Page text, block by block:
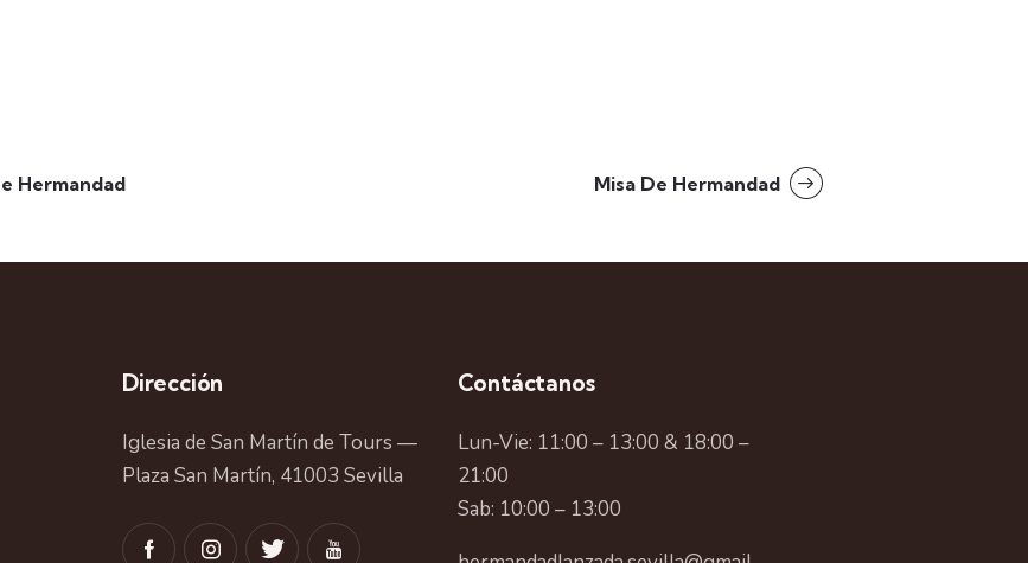
Hermandad Misa De Hermandad
Dirección
Iglesia de San Martín de Tours —
Plaza San Martín, 41003 Sevilla
Contáctanos
Lun-Vie: 11:00 – 13:00 & 18:00 –
21:00
Sab: 10:00 – 13:00